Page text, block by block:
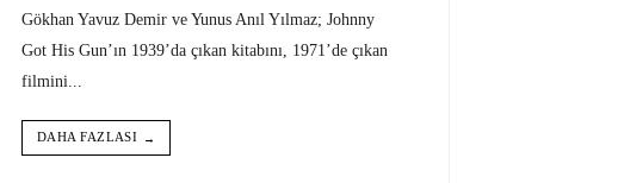
Gökhan Yavuz Demir ve Yunus Anıl Yılmaz; Johnny
Got His Gun’ın 1939’da çıkan kitabını, 1971’de çıkan
filmini...
DAHA FAZLASI →